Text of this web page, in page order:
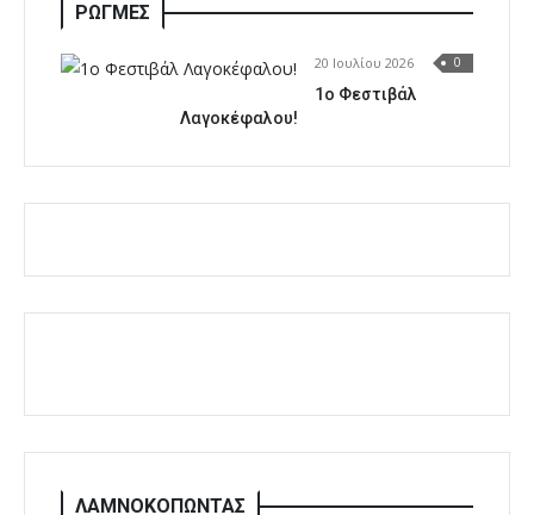
ΡΩΓΜΕΣ
20 Ιουλίου 2026 0
1o Φεστιβάλ
Λαγοκέφαλου!
ΛΑΜΝΟΚΟΠΩΝΤΑΣ